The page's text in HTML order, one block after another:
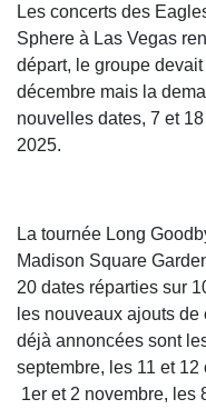
Les concerts des
Sphere à Las Vegas
départ, le groupe
décembre mais la
nouvelles dates, 7 et
2025.
La tournée Long
Madison Square
20 dates réparties sur
les nouveaux ajouts
déjà annoncées sont
septembre, les 11 et
1er et 2 novembre, les